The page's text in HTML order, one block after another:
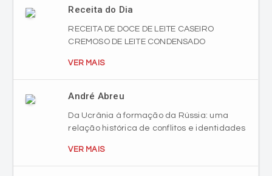
Receita do Dia
RECEITA DE DOCE DE LEITE CASEIRO
CREMOSO DE LEITE CONDENSADO
VER MAIS
André Abreu
Da Ucrânia à formação da Rússia: uma
relação histórica de conflitos e identidades
VER MAIS